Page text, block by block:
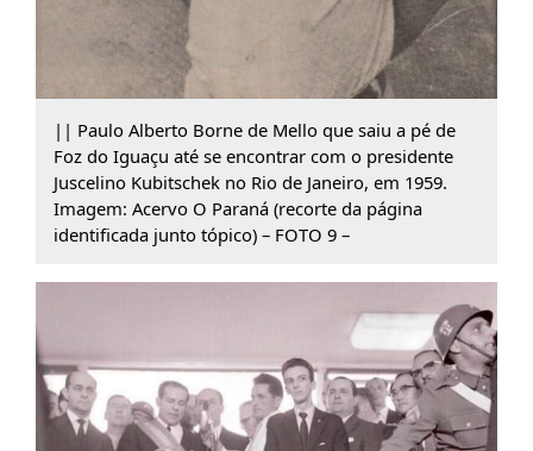
|| Paulo Alberto Borne de Mello que saiu a pé de
Foz do Iguaçu até se encontrar com o presidente
Juscelino Kubitschek no Rio de Janeiro, em 1959.
Imagem: Acervo O Paraná (recorte da página
identificada junto tópico) – FOTO 9 –